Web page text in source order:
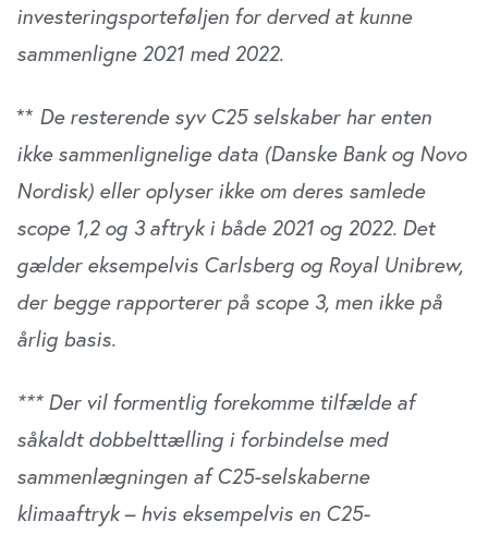
investeringsporteføljen for derved at kunne
sammenligne 2021 med 2022.
** De resterende syv C25 selskaber har enten
ikke sammenlignelige data (Danske Bank og Novo
Nordisk) eller oplyser ikke om deres samlede
scope 1,2 og 3 aftryk i både 2021 og 2022. Det
gælder eksempelvis Carlsberg og Royal Unibrew,
der begge rapporterer på scope 3, men ikke på
årlig basis.
*** Der vil formentlig forekomme tilfælde af
såkaldt dobbelttælling i forbindelse med
sammenlægningen af C25-selskaberne
klimaaftryk – hvis eksempelvis en C25-